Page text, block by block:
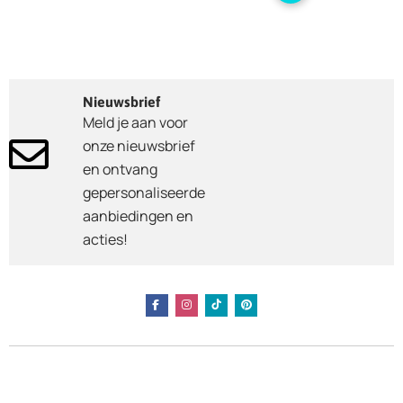
Nieuwsbrief
Meld je aan voor
onze nieuwsbrief
en ontvang
gepersonaliseerde
aanbiedingen en
acties!